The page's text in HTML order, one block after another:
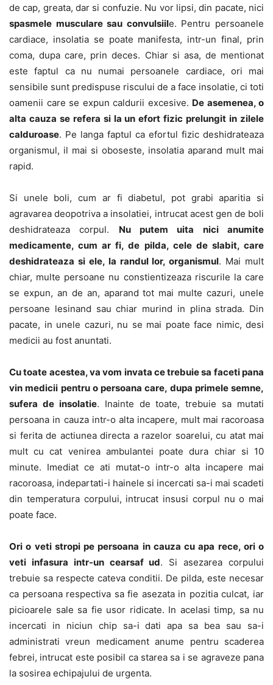
de cap, greata, dar si confuzie. Nu vor lipsi, din pacate, nici
spasmele musculare sau convulsiile. Pentru persoanele
cardiace, insolatia se poate manifesta, intr-un final, prin
coma, dupa care, prin deces. Chiar si asa, de mentionat
este faptul ca nu numai persoanele cardiace, ori mai
sensibile sunt predispuse riscului de a face insolatie, ci toti
oamenii care se expun caldurii excesive. De asemenea, o
alta cauza se refera si la un efort fizic prelungit in zilele
calduroase. Pe langa faptul ca efortul fizic deshidrateaza
organismul, il mai si oboseste, insolatia aparand mult mai
rapid.
Si unele boli, cum ar fi diabetul, pot grabi aparitia si
agravarea deopotriva a insolatiei, intrucat acest gen de boli
deshidrateaza corpul. Nu putem uita nici anumite
medicamente, cum ar fi, de pilda, cele de slabit, care
deshidrateaza si ele, la randul lor, organismul. Mai mult
chiar, multe persoane nu constientizeaza riscurile la care
se expun, an de an, aparand tot mai multe cazuri, unele
persoane lesinand sau chiar murind in plina strada. Din
pacate, in unele cazuri, nu se mai poate face nimic, desi
medicii au fost anuntati.
Cu toate acestea, va vom invata ce trebuie sa faceti pana
vin medicii pentru o persoana care, dupa primele semne,
sufera de insolatie. Inainte de toate, trebuie sa mutati
persoana in cauza intr-o alta incapere, mult mai racoroasa
si ferita de actiunea directa a razelor soarelui, cu atat mai
mult cu cat venirea ambulantei poate dura chiar si 10
minute. Imediat ce ati mutat-o intr-o alta incapere mai
racoroasa, indepartati-i hainele si incercati sa-i mai scadeti
din temperatura corpului, intrucat insusi corpul nu o mai
poate face.
Ori o veti stropi pe persoana in cauza cu apa rece, ori o
veti infasura intr-un cearsaf ud. Si asezarea corpului
trebuie sa respecte cateva conditii. De pilda, este necesar
ca persoana respectiva sa fie asezata in pozitia culcat, iar
picioarele sale sa fie usor ridicate. In acelasi timp, sa nu
incercati in niciun chip sa-i dati apa sa bea sau sa-i
administrati vreun medicament anume pentru scaderea
febrei, intrucat este posibil ca starea sa i se agraveze pana
la sosirea echipajului de urgenta.